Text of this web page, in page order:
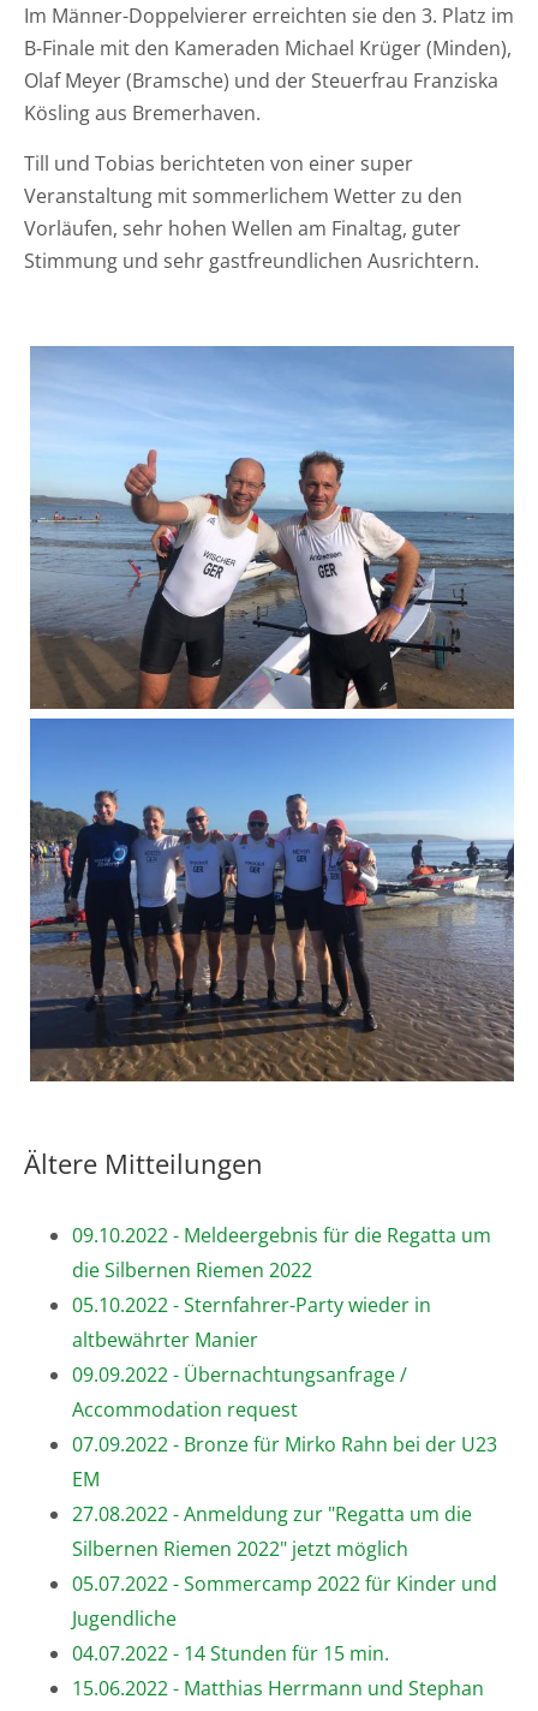
Im Männer-Doppelvierer erreichten sie den 3. Platz im
B-Finale mit den Kameraden Michael Krüger (Minden),
Olaf Meyer (Bramsche) und der Steuerfrau Franziska
Kösling aus Bremerhaven.
Till und Tobias berichteten von einer super
Veranstaltung mit sommerlichem Wetter zu den
Vorläufen, sehr hohen Wellen am Finaltag, guter
Stimmung und sehr gastfreundlichen Ausrichtern.
Ältere Mitteilungen
09.10.2022 - Meldeergebnis für die Regatta um
die Silbernen Riemen 2022
05.10.2022 - Sternfahrer-Party wieder in
altbewährter Manier
09.09.2022 - Übernachtungsanfrage /
Accommodation request
07.09.2022 - Bronze für Mirko Rahn bei der U23
EM
27.08.2022 - Anmeldung zur "Regatta um die
Silbernen Riemen 2022" jetzt möglich
05.07.2022 - Sommercamp 2022 für Kinder und
Jugendliche
04.07.2022 - 14 Stunden für 15 min.
15.06.2022 - Matthias Herrmann und Stephan